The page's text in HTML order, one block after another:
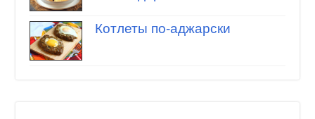
Котлеты по-аджарски